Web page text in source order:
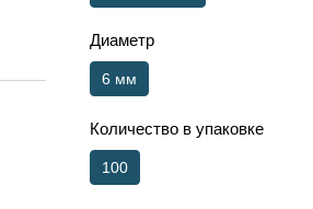
Диаметр
6 мм
Количество в упаковке
100